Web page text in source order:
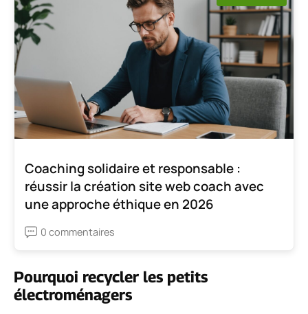
Coaching solidaire et responsable :
réussir la création site web coach avec
une approche éthique en 2026
0 commentaires
Pourquoi recycler les petits
électroménagers